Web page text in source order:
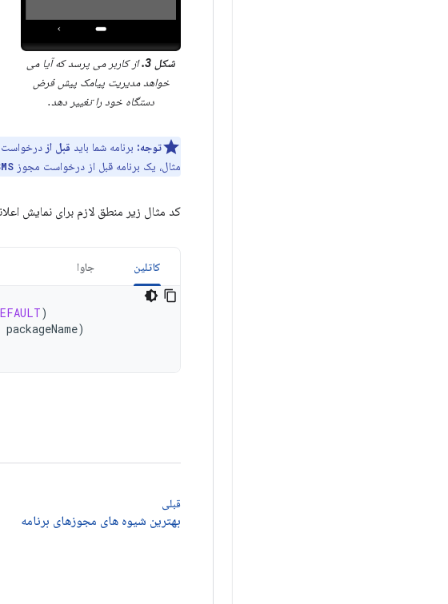
شکل 3.
از کاربر می پرسد که آیا می
خواهد مدیریت پیامک پیش فرض
دستگاه خود را تغییر دهد.
توجه: برنامه شما باید قبل از درخواست
مثال، یک برنامه قبل از درخواست مجوز
کد مثال زیر منطق لازم برای نمایش
کاتلین جاوا
)
packageName)
قبلی
بهترین شیوه های مجوزهای برنامه